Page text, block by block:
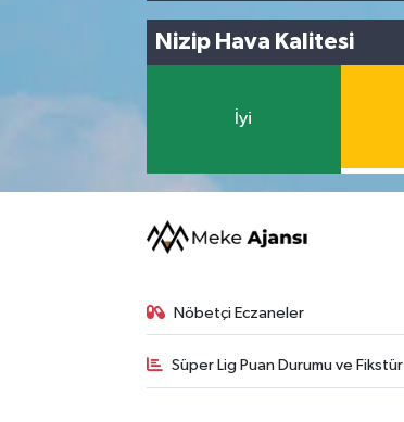
Nizip Hava Kalitesi
İyi
Nöbetçi Eczaneler
Süper Lig Puan Durumu ve Fikstür